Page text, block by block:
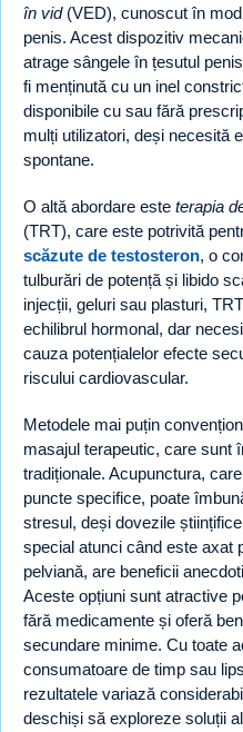
în vid(VED), cunoscut în
penis. Acest dispozitiv
atrage sângele în țesutul
fi menținută cu un inel
disponibile cu sau fără
mulți utilizatori, deși necesită
spontane.
O altă abordare este terapia
(TRT), care este potrivită
scăzute de testosteron, o
tulburări de potență și libido
injecții, geluri sau plasturi,
echilibrul hormonal, dar
cauza potențialelor efecte
riscului cardiovascular.
Metodele mai puțin
masajul terapeutic, care sunt
tradiționale. Acupunctura,
puncte specifice, poate
stresul, deși dovezile
special atunci când este axat
pelviană, are beneficii
Aceste opțiuni sunt atractive
fără medicamente și oferă
secundare minime. Cu toate
consumatoare de timp sau
rezultatele variază
deschiși să exploreze soluții